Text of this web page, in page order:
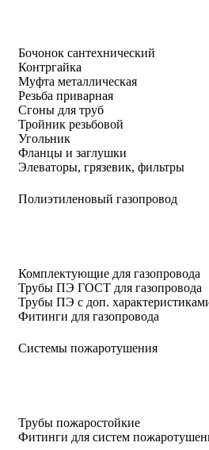
Бочонок сантехнический
Контргайка
Муфта металлическая
Резьба приварная
Сгоны для труб
Тройник резьбовой
Угольник
Фланцы и заглушки
Элеваторы, грязевик, фильтры
Полиэтиленовый газопровод
Комплектующие для газопровода
Трубы ПЭ ГОСТ для газопровода
Трубы ПЭ с доп.
Фитинги для газопровода
Системы пожаротушения
Трубы пожаростойкие
Фитинги для систем